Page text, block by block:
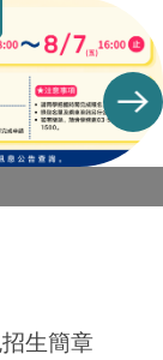
生簡章